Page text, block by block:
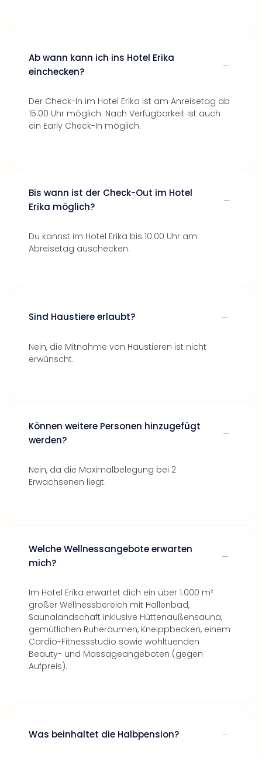
Ab wann kann ich ins Hotel Erika
einchecken?
Der Check-In im Hotel Erika ist am Anreisetag ab
15:00 Uhr möglich. Nach Verfügbarkeit ist auch
ein Early Check-In möglich.
Bis wann ist der Check-Out im Hotel
Erika möglich?
Du kannst im Hotel Erika bis 10:00 Uhr am
Abreisetag auschecken.
Sind Haustiere erlaubt?
Nein, die Mitnahme von Haustieren ist nicht
erwünscht.
Können weitere Personen hinzugefügt
werden?
Nein, da die Maximalbelegung bei 2
Erwachsenen liegt.
Welche Wellnessangebote erwarten
mich?
Im Hotel Erika erwartet dich ein über 1.000 m²
großer Wellnessbereich mit Hallenbad,
Saunalandschaft inklusive Hüttenaußensauna,
gemütlichen Ruheräumen, Kneippbecken, einem
Cardio-Fitnessstudio sowie wohltuenden
Beauty- und Massageangeboten (gegen
Aufpreis).
Was beinhaltet die Halbpension?